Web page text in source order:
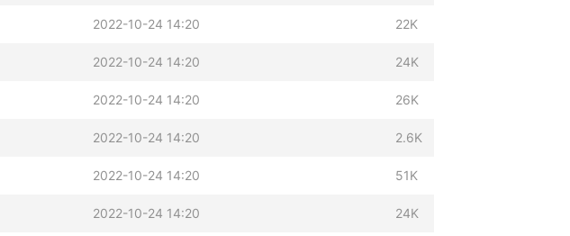
2022-10-24 14:20 22K
2022-10-24 14:20 24K
2022-10-24 14:20 26K
2022-10-24 14:20 2.6K
2022-10-24 14:20 51K
2022-10-24 14:20 24K